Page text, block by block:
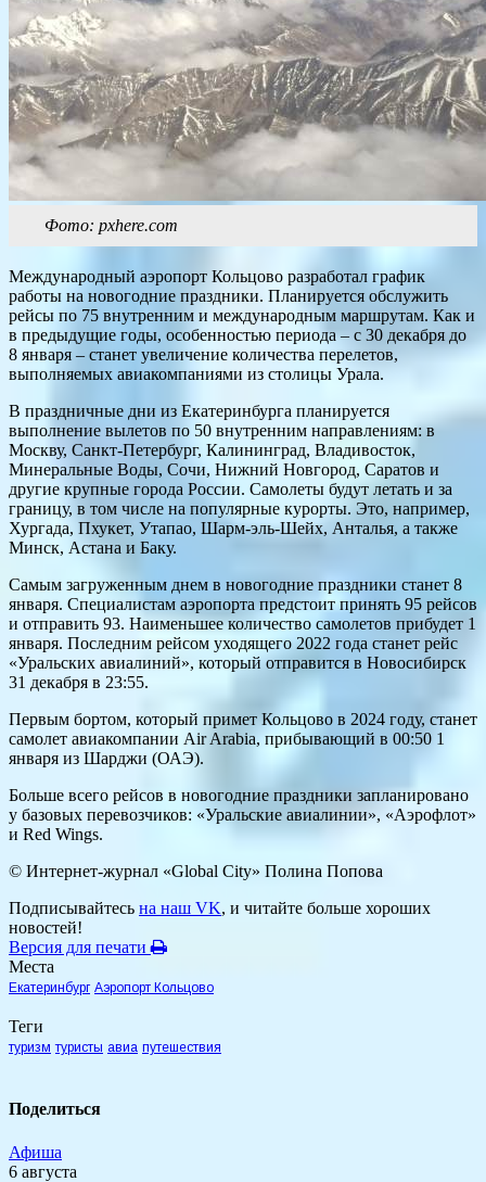
Фото: pxhere.com
Международный аэропорт Кольцово разработал график
работы на новогодние праздники. Планируется обслужить
рейсы по 75 внутренним и международным маршрутам. Как и
в предыдущие годы, особенностью периода – с 30 декабря до
8 января – станет увеличение количества перелетов,
выполняемых авиакомпаниями из столицы Урала.
В праздничные дни из Екатеринбурга планируется
выполнение вылетов по 50 внутренним направлениям: в
Москву, Санкт-Петербург, Калининград, Владивосток,
Минеральные Воды, Сочи, Нижний Новгород, Саратов и
другие крупные города России. Самолеты будут летать и за
границу, в том числе на популярные курорты. Это, например,
Хургада, Пхукет, Утапао, Шарм-эль-Шейх, Анталья, а также
Минск, Астана и Баку.
Самым загруженным днем в новогодние праздники станет 8
января. Специалистам аэропорта предстоит принять 95 рейсов
и отправить 93. Наименьшее количество самолетов прибудет 1
января. Последним рейсом уходящего 2022 года станет рейс
«Уральских авиалиний», который отправится в Новосибирск
31 декабря в 23:55.
Первым бортом, который примет Кольцово в 2024 году, станет
самолет авиакомпании Air Arabia, прибывающий в 00:50 1
января из Шарджи (ОАЭ).
Больше всего рейсов в новогодние праздники запланировано
у базовых перевозчиков: «Уральские авиалинии», «Аэрофлот»
и Red Wings.
© Интернет-журнал «Global City» Полина Попова
Подписывайтесь на наш VK, и читайте больше хороших
новостей!
Версия для печати
Места
Екатеринбург Аэропорт Кольцово
Теги
туризм туристы авиа путешествия
Поделиться
Афиша
6 августа